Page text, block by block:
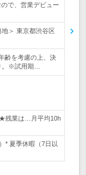
で、営業デビュー
＞ 東京都渋谷区
齢を考慮の上、決
。※試用期…
★残業は…月平均10h
* 夏季休暇（7日以